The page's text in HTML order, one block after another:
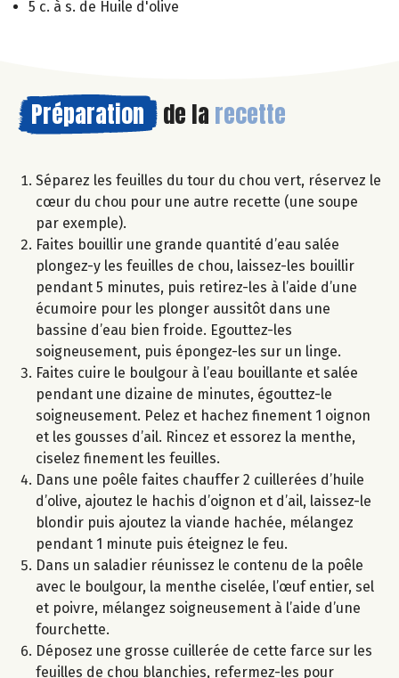
5 c. à s. de Huile d'olive
Préparation de la recette
Séparez les feuilles du tour du chou vert, réservez le
cœur du chou pour une autre recette (une soupe
par exemple).
Faites bouillir une grande quantité d’eau salée
plongez-y les feuilles de chou, laissez-les bouillir
pendant 5 minutes, puis retirez-les à l’aide d’une
écumoire pour les plonger aussitôt dans une
bassine d’eau bien froide. Egouttez-les
soigneusement, puis épongez-les sur un linge.
Faites cuire le boulgour à l’eau bouillante et salée
pendant une dizaine de minutes, égouttez-le
soigneusement. Pelez et hachez finement 1 oignon
et les gousses d’ail. Rincez et essorez la menthe,
ciselez finement les feuilles.
Dans une poêle faites chauffer 2 cuillerées d’huile
d’olive, ajoutez le hachis d’oignon et d’ail, laissez-le
blondir puis ajoutez la viande hachée, mélangez
pendant 1 minute puis éteignez le feu.
Dans un saladier réunissez le contenu de la poêle
avec le boulgour, la menthe ciselée, l’œuf entier, sel
et poivre, mélangez soigneusement à l’aide d’une
fourchette.
Déposez une grosse cuillerée de cette farce sur les
feuilles de chou blanchies, refermez-les pour